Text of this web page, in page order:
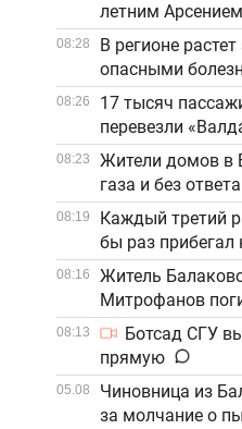
летним
08:28
В регионе
опасными
08:26
17 тысяч
перевезли
08:23
Жители домов в
газа и без ответа
08:19
Каждый третий
бы раз прибегал
08:16
Житель
Митрофанов
08:13
Ботсад СГУ
прямую
05.08
Чиновница из
за молчание о